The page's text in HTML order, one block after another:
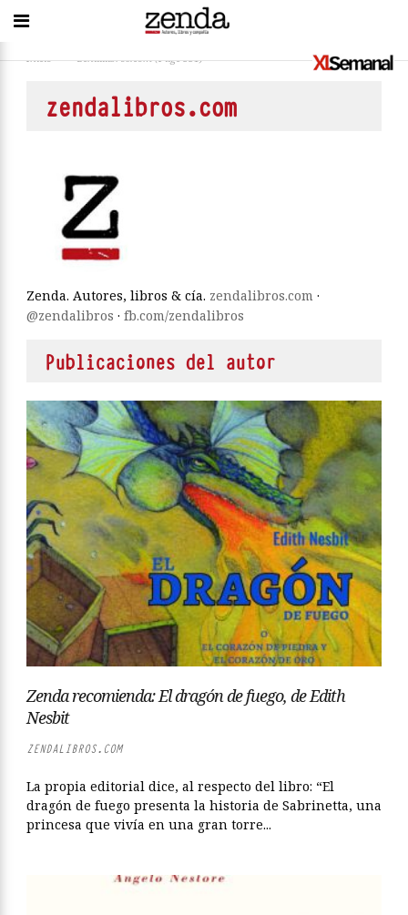
Inicio > zendalibros.com(Page 531)
zendalibros.com
Zenda. Autores, libros & cía. zendalibros.com ·
@zendalibros · fb.com/zendalibros
Publicaciones del autor
Zenda recomienda: El dragón de fuego, de Edith
Nesbit
ZENDALIBROS.COM
La propia editorial dice, al respecto del libro: “El
dragón de fuego presenta la historia de Sabrinetta, una
princesa que vivía en una gran torre...